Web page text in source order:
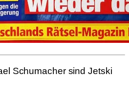
Schumacher sind Jetski